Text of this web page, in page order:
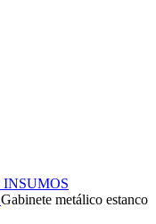
INSUMOS
Gabinete metálico estanco